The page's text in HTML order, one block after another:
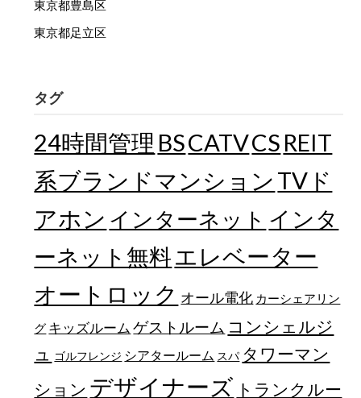
東京都豊島区
東京都足立区
タグ
24時間管理 BSCATVCS REIT
系ブランドマンション TVド
アホン インターネット インタ
ーネット無料エレベーター
オートロック オール電化 カーシェアリン
グ キッズルーム ゲストルーム コンシェルジ
ュ
ゴルフレンジ シアタールーム スパ タワーマン
ション デザイナーズ トランクルー